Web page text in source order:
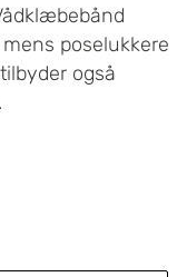
poselukkere
også